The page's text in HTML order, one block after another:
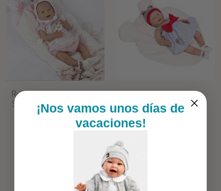
Reborn de Silicona Auténtico
Sara – 46 cm con pelele rosa
y gorro
¡Nos vamos unos días de
vacaciones!